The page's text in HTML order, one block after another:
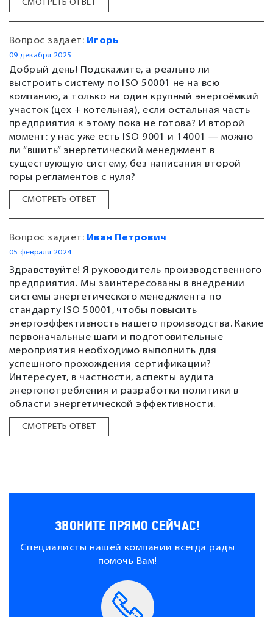
СМОТРЕТЬ ОТВЕТ
Вопрос задает: Игорь
09 декабря 2025
Добрый день! Подскажите, а реально ли
выстроить систему по ISO 50001 не на всю
компанию, а только на один крупный энергоёмкий
участок (цех + котельная), если остальная часть
предприятия к этому пока не готова? И второй
момент: у нас уже есть ISO 9001 и 14001 — можно
ли “вшить” энергетический менеджмент в
существующую систему, без написания второй
горы регламентов с нуля?
СМОТРЕТЬ ОТВЕТ
Вопрос задает: Иван Петрович
05 февраля 2024
Здравствуйте! Я руководитель производственного
предприятия. Мы заинтересованы в внедрении
системы энергетического менеджмента по
стандарту ISO 50001, чтобы повысить
энергоэффективность нашего производства. Какие
первоначальные шаги и подготовительные
мероприятия необходимо выполнить для
успешного прохождения сертификации?
Интересует, в частности, аспекты аудита
энергопотребления и разработки политики в
области энергетической эффективности.
СМОТРЕТЬ ОТВЕТ
ЗВОНИТЕ ПРЯМО СЕЙЧАС!
Специалисты нашей компании всегда рады
помочь Вам!